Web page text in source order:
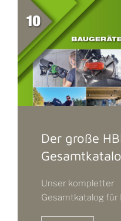
Der große
Unser kompletter
Gesamtkatalog für